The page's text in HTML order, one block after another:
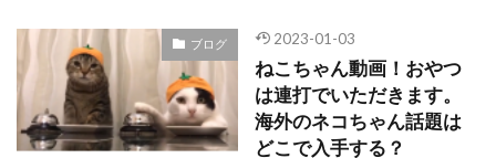
ブログ 2023-01-03
ねこちゃん動画！おやつ
は連打でいただきます。
海外のネコちゃん話題は
どこで入手する？